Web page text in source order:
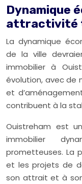
Dynamique
attractivité
La dynamique
de la ville
immobilier à
évolution, avec de
et
contribuent à la
Ouistreham est
immobilier
prometteuses. La
et les projets de
son attrait et à